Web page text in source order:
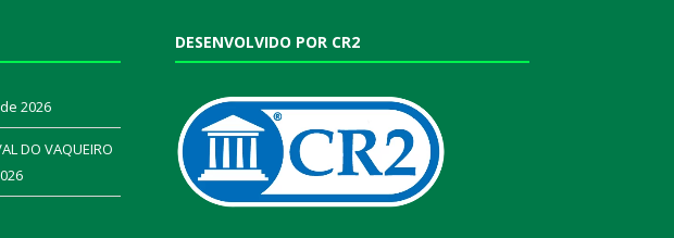
2026
DO VAQUEIRO
DESENVOLVIDO POR CR2